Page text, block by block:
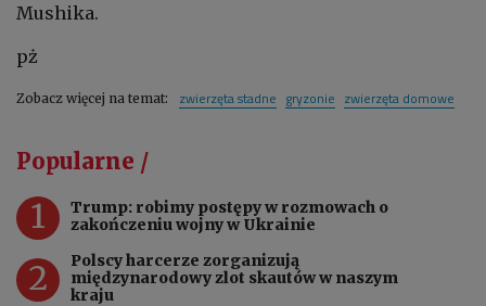
Mushika.
pż
Zobacz więcej na temat: zwierzęta stadne gryzonie zwierzęta domowe
Popularne /
1
Trump: robimy postępy w rozmowach o
zakończeniu wojny w Ukrainie
2
Polscy harcerze zorganizują
międzynarodowy zlot skautów w naszym
kraju